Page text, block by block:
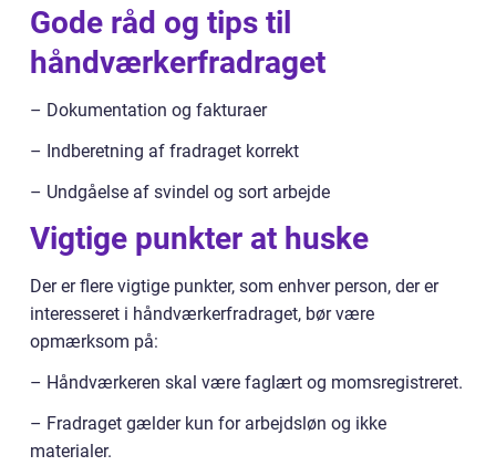
Gode råd og tips til
håndværkerfradraget
– Dokumentation og fakturaer
– Indberetning af fradraget korrekt
– Undgåelse af svindel og sort arbejde
Vigtige punkter at huske
Der er flere vigtige punkter, som enhver person, der er
interesseret i håndværkerfradraget, bør være
opmærksom på:
– Håndværkeren skal være faglært og momsregistreret.
– Fradraget gælder kun for arbejdsløn og ikke
materialer.